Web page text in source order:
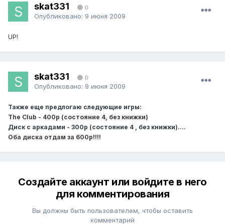
skat331 0
Опубликовано: 9 июня 2009
UP!
skat331 0
Опубликовано: 9 июня 2009
Также еще предлогаю следующие игры:
The Club - 400р (состояние 4, без книжки)
Диск с аркадами - 300р (состояние 4 , без книжки)....
Оба диска отдам за 600р!!!!
Создайте аккаунт или войдите в него
для комментирования
Вы должны быть пользователем, чтобы оставить
комментарий